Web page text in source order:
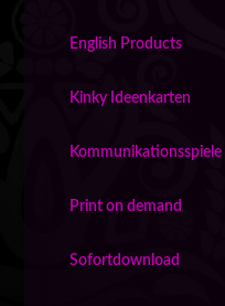
English Products
Kinky Ideenkarten
Kommunikationsspiele
Print on demand
Sofortdownload